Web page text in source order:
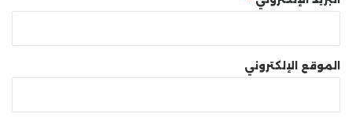
الموقع الإلكتروني